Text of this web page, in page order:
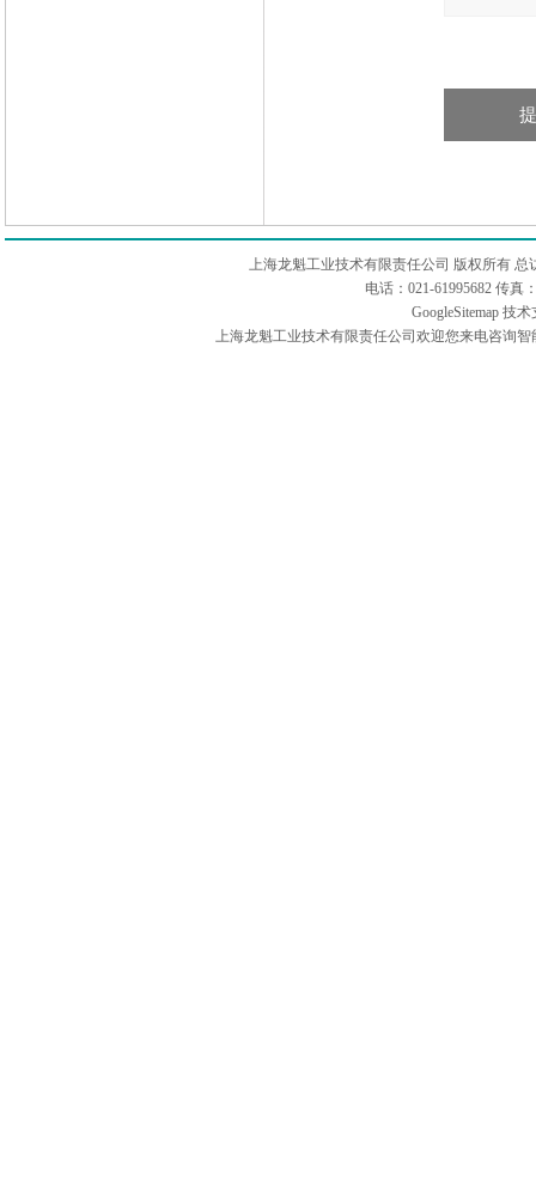
上海龙魁工业技术有限责任公司 版权所有 总
电话：021-61995682 传真
GoogleSitemap技术
上海龙魁工业技术有限责任公司欢迎您来电咨询